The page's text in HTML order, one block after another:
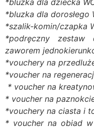
*bluzka dla dorosłego
*szalik-komin/czapka
*podręczny zestaw
zaworem
*vouchery na
*voucher na
* voucher na
* voucher na
*vouchery na ciasta i
* voucher na obiad